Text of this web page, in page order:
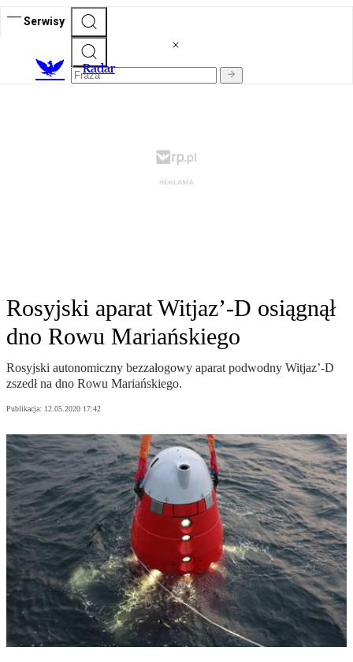
Serwisy
Radar
Rosyjski aparat Witjaz’-D osiągnął
dno Rowu Mariańskiego
Rosyjski autonomiczny bezzałogowy aparat podwodny Witjaz’-D
zszedł na dno Rowu Mariańskiego.
Publikacja: 12.05.2020 17:42